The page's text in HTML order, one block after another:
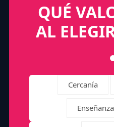
QUÉ
AL
Cercanía